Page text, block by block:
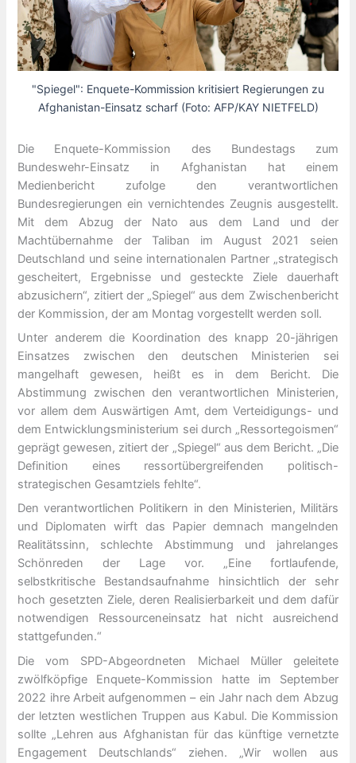
"Spiegel": Enquete-Kommission kritisiert Regierungen zu
Afghanistan-Einsatz scharf (Foto: AFP/KAY NIETFELD)
Die Enquete-Kommission des Bundestags zum
Bundeswehr-Einsatz in Afghanistan hat einem
Medienbericht zufolge den verantwortlichen
Bundesregierungen ein vernichtendes Zeugnis ausgestellt.
Mit dem Abzug der Nato aus dem Land und der
Machtübernahme der Taliban im August 2021 seien
Deutschland und seine internationalen Partner „strategisch
gescheitert, Ergebnisse und gesteckte Ziele dauerhaft
abzusichern“, zitiert der „Spiegel“ aus dem Zwischenbericht
der Kommission, der am Montag vorgestellt werden soll.
Unter anderem die Koordination des knapp 20-jährigen
Einsatzes zwischen den deutschen Ministerien sei
mangelhaft gewesen, heißt es in dem Bericht. Die
Abstimmung zwischen den verantwortlichen Ministerien,
vor allem dem Auswärtigen Amt, dem Verteidigungs- und
dem Entwicklungsministerium sei durch „Ressortegoismen“
geprägt gewesen, zitiert der „Spiegel“ aus dem Bericht. „Die
Definition eines ressortübergreifenden politisch-
strategischen Gesamtziels fehlte“.
Den verantwortlichen Politikern in den Ministerien, Militärs
und Diplomaten wirft das Papier demnach mangelnden
Realitätssinn, schlechte Abstimmung und jahrelanges
Schönreden der Lage vor. „Eine fortlaufende,
selbstkritische Bestandsaufnahme hinsichtlich der sehr
hoch gesetzten Ziele, deren Realisierbarkeit und dem dafür
notwendigen Ressourceneinsatz hat nicht ausreichend
stattgefunden.“
Die vom SPD-Abgeordneten Michael Müller geleitete
zwölfköpfige Enquete-Kommission hatte im September
2022 ihre Arbeit aufgenommen – ein Jahr nach dem Abzug
der letzten westlichen Truppen aus Kabul. Die Kommission
sollte „Lehren aus Afghanistan für das künftige vernetzte
Engagement Deutschlands“ ziehen. „Wir wollen aus